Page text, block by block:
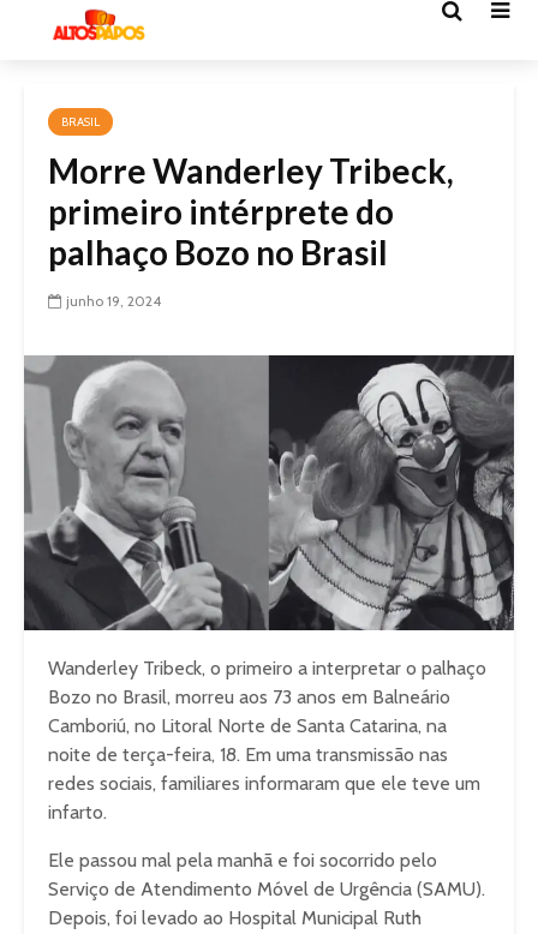
BRASIL
Morre Wanderley Tribeck,
primeiro intérprete do
palhaço Bozo no Brasil
junho 19, 2024
Wanderley Tribeck, o primeiro a interpretar o palhaço
Bozo no Brasil, morreu aos 73 anos em Balneário
Camboriú, no Litoral Norte de Santa Catarina, na
noite de terça-feira, 18. Em uma transmissão nas
redes sociais, familiares informaram que ele teve um
infarto.
Ele passou mal pela manhã e foi socorrido pelo
Serviço de Atendimento Móvel de Urgência (SAMU).
Depois, foi levado ao Hospital Municipal Ruth